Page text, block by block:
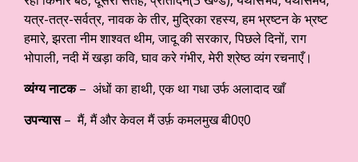
यत्र-तत्र-सर्वत्र, नावक के तीर, मुद्रिका रहस्य, हम भ्रष्टन के भ्रष्ट
हमारे, झरता नीम शाश्वत थीम, जादू की सरकार, पिछले दिनों, राग
भोपाली, नदी में खड़ा कवि, घाव करे गंभीर, मेरी श्रेष्ठ व्यंग रचनाएँ।
व्यंग्य नाटक– अंधों का हाथी, एक था गधा उर्फ अलादाद खाँ
उपन्यास– मैं, मैं और केवल मैं उर्फ़ कमलमुख बी0ए0